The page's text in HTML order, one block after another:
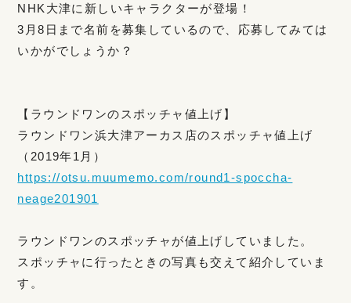
NHK大津に新しいキャラクターが登場！
3月8日まで名前を募集しているので、応募してみては
いかがでしょうか？
【ラウンドワンのスポッチャ値上げ】
ラウンドワン浜大津アーカス店のスポッチャ値上げ
（2019年1月）
https://otsu.muumemo.com/round1-spoccha-
neage201901
ラウンドワンのスポッチャが値上げしていました。
スポッチャに行ったときの写真も交えて紹介していま
す。